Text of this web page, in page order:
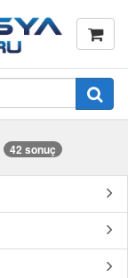
42 sonuç